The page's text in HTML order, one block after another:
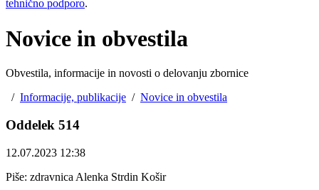
tehnično podporo.
Novice in obvestila
Obvestila, informacije in novosti o delovanju zbornice
/ Informacije, publikacije / Novice in obvestila
Oddelek 514
12.07.2023 12:38
Piše: zdravnica Alenka Strdin Košir